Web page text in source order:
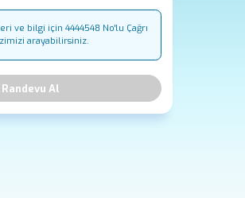
ve bilgi için 4444548 No'lu Çağrı
arayabilirsiniz.
Randevu Al